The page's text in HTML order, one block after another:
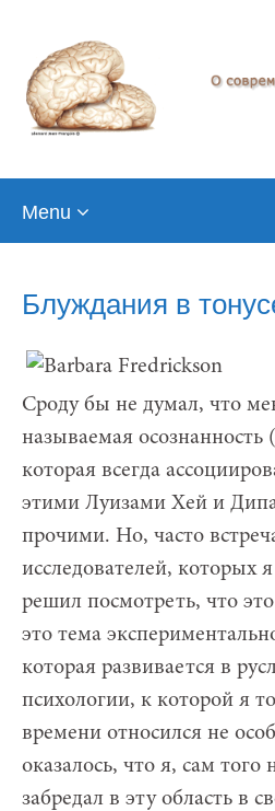
Menu
Блуждания в
Сроду бы не думал, что
называемая осознанность (
которая всегда
этими Луизами Хей и
прочими. Но, часто
исследователей,
решил посмотреть, что
это тема
которая развивается в
психологии, к которой я
времени относился не
оказалось, что я, сам того
забредал в эту область в